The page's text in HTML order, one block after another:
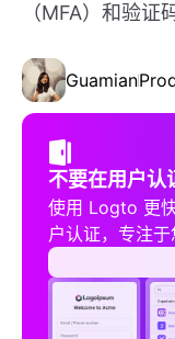
（MFA）和验证
Guamian
不要在用户认
使用 Logto 更
户认证，专注于